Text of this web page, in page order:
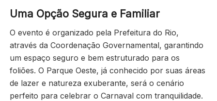
Uma Opção Segura e Familiar
O evento é organizado pela Prefeitura do Rio,
através da Coordenação Governamental, garantindo
um espaço seguro e bem estruturado para os
foliões. O Parque Oeste, já conhecido por suas áreas
de lazer e natureza exuberante, será o cenário
perfeito para celebrar o Carnaval com tranquilidade.